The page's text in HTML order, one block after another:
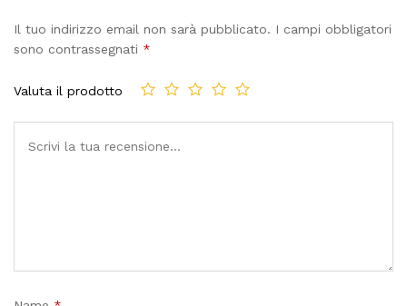
Il tuo indirizzo email non sarà pubblicato. I campi obbligatori
sono contrassegnati *
Valuta il prodotto